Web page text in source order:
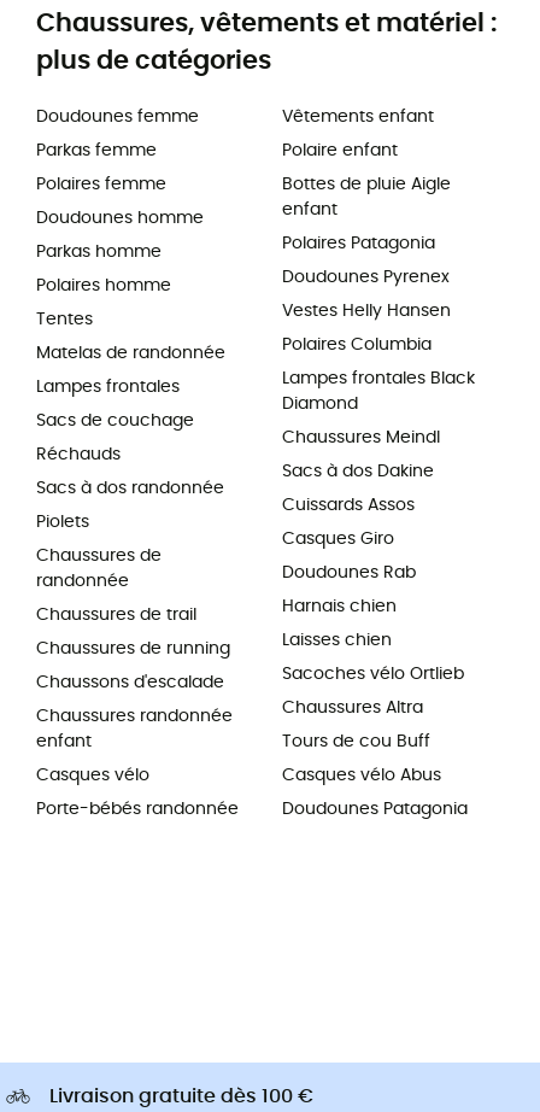
Chaussures, vêtements et matériel :
plus de catégories
Doudounes femme
Parkas femme
Polaires femme
Doudounes homme
Parkas homme
Polaires homme
Tentes
Matelas de randonnée
Lampes frontales
Sacs de couchage
Réchauds
Sacs à dos randonnée
Piolets
Chaussures de
randonnée
Chaussures de trail
Chaussures de running
Chaussons d'escalade
Chaussures randonnée
enfant
Casques vélo
Porte-bébés randonnée
Vêtements enfant
Polaire enfant
Bottes de pluie Aigle
enfant
Polaires Patagonia
Doudounes Pyrenex
Vestes Helly Hansen
Polaires Columbia
Lampes frontales Black
Diamond
Chaussures Meindl
Sacs à dos Dakine
Cuissards Assos
Casques Giro
Doudounes Rab
Harnais chien
Laisses chien
Sacoches vélo Ortlieb
Chaussures Altra
Tours de cou Buff
Casques vélo Abus
Doudounes Patagonia
Livraison gratuite dès 100 €